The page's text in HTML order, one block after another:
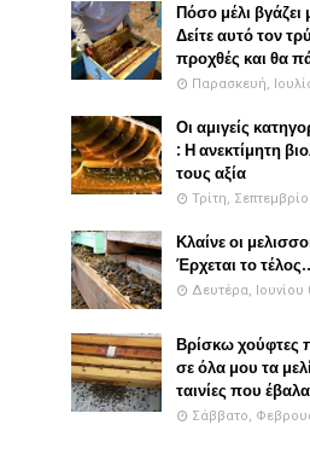
Πόσο μέλι βγάζει
Δείτε αυτό τον
προχθές και θα
Παρασκευή,
Οι αμιγείς
: Η ανεκτίμητη
τους αξία
Τρίτη,
Κλαίνε οι
Έρχεται το
Δευτέρα, Ιουνίου
Βρίσκω χούφτες
σε όλα μου τα
ταινίες που έβαλα
Σάββατο,